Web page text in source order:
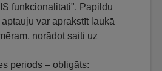
funkcionalitāti". Papildu
var aprakstīt laukā
norādot saiti uz
periods – obligāts: